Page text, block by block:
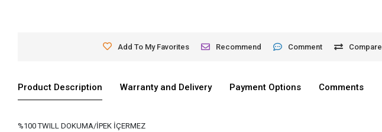
Add To My Favorites Recommend Comment Compare
Product Description Warranty and Delivery Payment Options Comments
%100 TWILL DOKUMA/İPEK İÇERMEZ